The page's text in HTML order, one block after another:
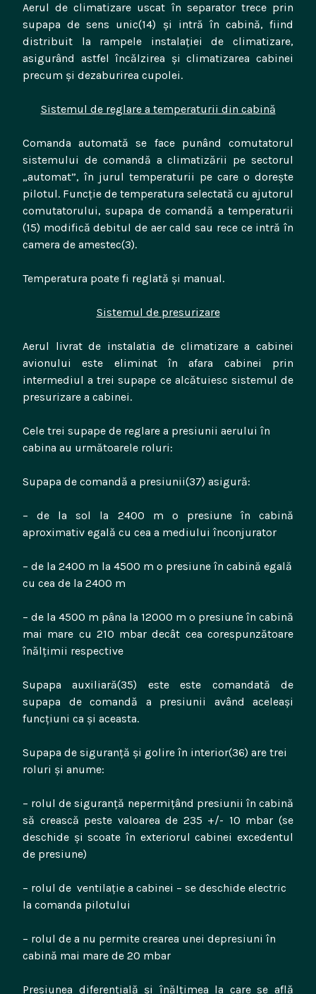
Aerul de climatizare uscat în separator trece prin
supapa de sens unic(14) și intră în cabină, fiind
distribuit la rampele instalației de climatizare,
asigurând astfel încălzirea și climatizarea cabinei
precum și dezaburirea cupolei.
Sistemul de reglare a temperaturii din cabină
Comanda automată se face punând comutatorul
sistemului de comandă a climatizării pe sectorul
„automat”, în jurul temperaturii pe care o dorește
pilotul. Funcție de temperatura selectată cu ajutorul
comutatorului, supapa de comandă a temperaturii
(15) modifică debitul de aer cald sau rece ce intră în
camera de amestec(3).
Temperatura poate fi reglată și manual.
Sistemul de presurizare
Aerul livrat de instalatia de climatizare a cabinei
avionului este eliminat în afara cabinei prin
intermediul a trei supape ce alcătuiesc sistemul de
presurizare a cabinei.
Cele trei supape de reglare a presiunii aerului în
cabina au următoarele roluri:
Supapa de comandă a presiunii(37) asigură:
– de la sol la 2400 m o presiune în cabină
aproximativ egală cu cea a mediului înconjurator
– de la 2400 m la 4500 m o presiune în cabină egală
cu cea de la 2400 m
– de la 4500 m pâna la 12000 m o presiune în cabină
mai mare cu 210 mbar decât cea corespunzătoare
înălțimii respective
Supapa auxiliară(35) este este comandată de
supapa de comandă a presiunii având aceleași
funcțiuni ca și aceasta.
Supapa de siguranță și golire în interior(36) are trei
roluri și anume:
– rolul de siguranță nepermițând presiunii în cabină
să crească peste valoarea de 235 +/- 10 mbar (se
deschide și scoate în exteriorul cabinei excedentul
de presiune)
– rolul de ventilație a cabinei – se deschide electric
la comanda pilotului
– rolul de a nu permite crearea unei depresiuni în
cabină mai mare de 20 mbar
Presiunea diferențială și înălțimea la care se află